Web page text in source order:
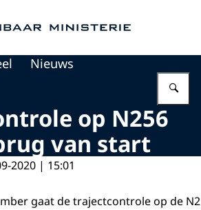
Nieuws
op N256
van start
2020 | 15:01
gaat de trajectcontrole op de